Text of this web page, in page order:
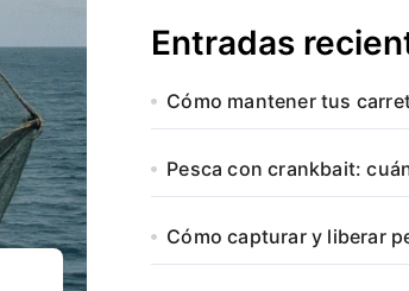
Entradas
Cómo mantener tus
Pesca con crankbait:
Cómo capturar y liberar